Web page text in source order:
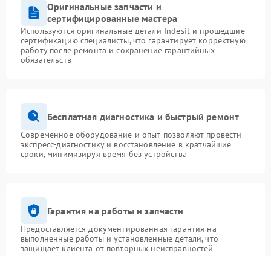
Оригинальные запчасти и
сертифицированные мастера
Используются оригинальные детали Indesit и прошедшие
сертификацию специалисты, что гарантирует корректную
работу после ремонта и сохранение гарантийных
обязательств
Бесплатная диагностика и быстрый ремонт
Современное оборудование и опыт позволяют провести
экспресс-диагностику и восстановление в кратчайшие
сроки, минимизируя время без устройства
Гарантия на работы и запчасти
Предоставляется документированная гарантия на
выполненные работы и установленные детали, что
защищает клиента от повторных неисправностей